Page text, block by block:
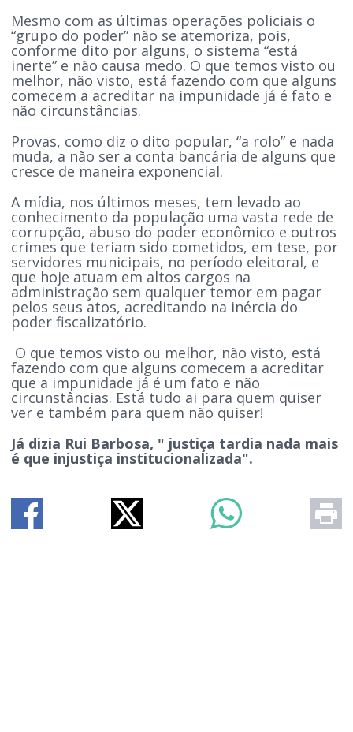
Mesmo com as últimas operações policiais o
“grupo do poder” não se atemoriza, pois,
conforme dito por alguns, o sistema “está
inerte” e não causa medo. O que temos visto ou
melhor, não visto, está fazendo com que alguns
comecem a acreditar na impunidade já é fato e
não circunstâncias.
Provas, como diz o dito popular, “a rolo” e nada
muda, a não ser a conta bancária de alguns que
cresce de maneira exponencial.
A mídia, nos últimos meses, tem levado ao
conhecimento da população uma vasta rede de
corrupção, abuso do poder econômico e outros
crimes que teriam sido cometidos, em tese, por
servidores municipais, no período eleitoral, e
que hoje atuam em altos cargos na
administração sem qualquer temor em pagar
pelos seus atos, acreditando na inércia do
poder fiscalizatório.
O que temos visto ou melhor, não visto, está
fazendo com que alguns comecem a acreditar
que a impunidade já é um fato e não
circunstâncias. Está tudo ai para quem quiser
ver e também para quem não quiser!
Já dizia Rui Barbosa, " justiça tardia nada mais
é que injustiça institucionalizada".